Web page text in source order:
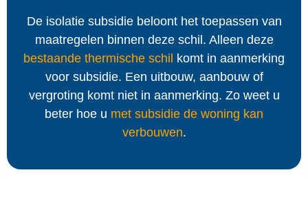
De isolatie subsidie beloont het toepassen van
maatregelen binnen deze schil. Alleen deze
bestaande thermische schil komt in aanmerking
voor subsidie. Een uitbouw, aanbouw of
vergroting komt niet in aanmerking. Zo weet u
beter hoe u met subsidie de woning kan
verbouwen.